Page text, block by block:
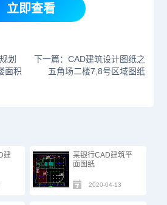
立即查看
划
面积
下一篇：CAD建筑设计图纸之
五角场二楼7,8号区域图纸
建
某银行CAD建筑平
面图纸
2020-04-13